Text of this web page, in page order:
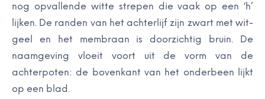
nog opvallende witte strepen die vaak op een ‘h’
lijken. De randen van het achterlijf zijn zwart met wit-
geel en het membraan is doorzichtig bruin. De
naamgeving vloeit voort uit de vorm van de
achterpoten: de bovenkant van het onderbeen lijkt
op een blad.